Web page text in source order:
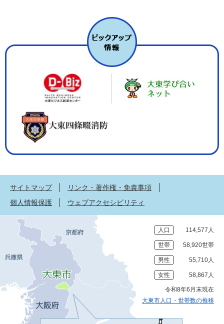
サイトマップ
リンク・著作権・免責事項
個人情報保護
ウェブアクセシビリティ
人口 114,577人
世帯 58,920世帯
男性 55,710人
女性 58,867人
令和8年6月末現在
大東市人口・世帯数の推移